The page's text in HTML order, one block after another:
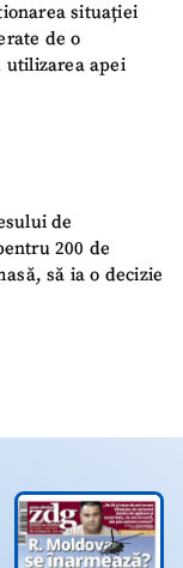
situației
de o
apei
de
200 de
să ia o decizie